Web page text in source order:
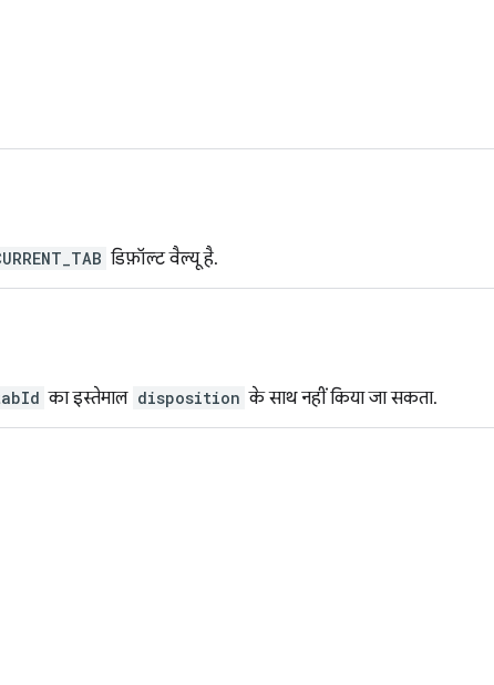
डिफ़ॉल्ट वैल्यू है.
का इस्तेमाल disposition के साथ नहीं किया जा सकता.